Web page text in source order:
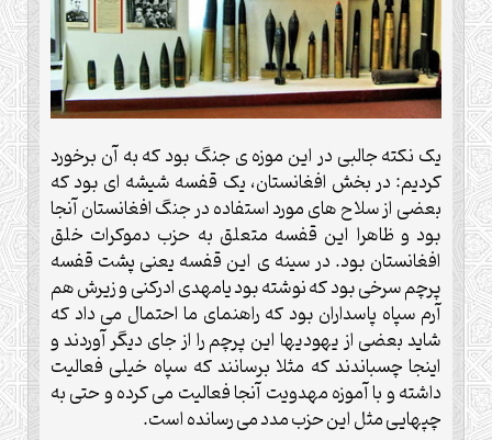
یک نکته جالبی در این موزه ی جنگ بود که به آن برخورد
کردیم: در بخش افغانستان، یک قفسه شیشه ای بود که
بعضی از سلاح های مورد استفاده در جنگ افغانستان آنجا
بود و ظاهرا این قفسه متعلق به حزب دموکرات خلق
افغانستان بود. در سینه ی این قفسه یعنی پشت قفسه
پرچم سرخی بود که نوشته بود یامهدی ادرکنی و زیرش هم
آرم سپاه پاسداران بود که راهنمای ما احتمال می داد که
شاید بعضی از یهودیها این پرچم را از جای دیگر آوردند و
اینجا چسباندند که مثلا برسانند که سپاه خیلی فعالیت
داشته و با آموزه مهدویت آنجا فعالیت می کرده و حتی به
چپهایی مثل این حزب مدد می رسانده است.